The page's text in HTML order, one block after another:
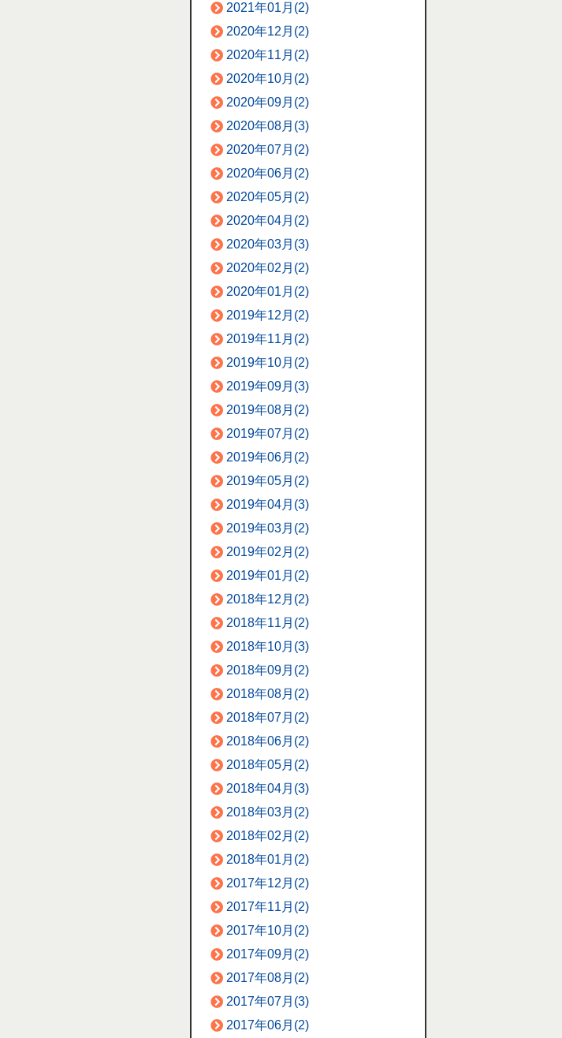
2021年01月(2)
2020年12月(2)
2020年11月(2)
2020年10月(2)
2020年09月(2)
2020年08月(3)
2020年07月(2)
2020年06月(2)
2020年05月(2)
2020年04月(2)
2020年03月(3)
2020年02月(2)
2020年01月(2)
2019年12月(2)
2019年11月(2)
2019年10月(2)
2019年09月(3)
2019年08月(2)
2019年07月(2)
2019年06月(2)
2019年05月(2)
2019年04月(3)
2019年03月(2)
2019年02月(2)
2019年01月(2)
2018年12月(2)
2018年11月(2)
2018年10月(3)
2018年09月(2)
2018年08月(2)
2018年07月(2)
2018年06月(2)
2018年05月(2)
2018年04月(3)
2018年03月(2)
2018年02月(2)
2018年01月(2)
2017年12月(2)
2017年11月(2)
2017年10月(2)
2017年09月(2)
2017年08月(2)
2017年07月(3)
2017年06月(2)